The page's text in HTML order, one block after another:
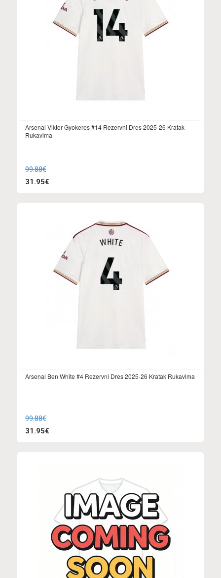
Arsenal Viktor Gyokeres #14 Rezervni Dres 2025-26 Kratak
Rukavima
99.88€
31.95€
Arsenal Ben White #4 Rezervni Dres 2025-26 Kratak Rukavima
99.88€
31.95€